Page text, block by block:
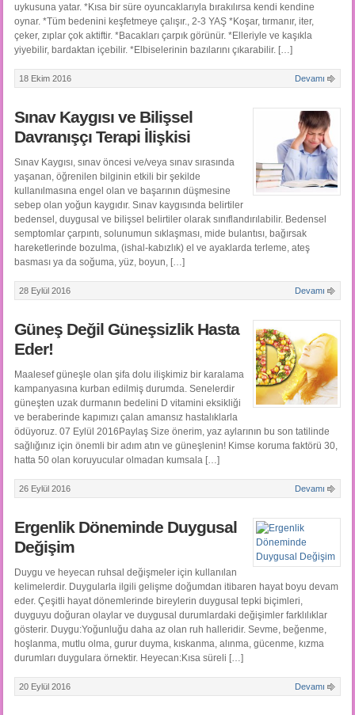
uykusuna yatar. *Kısa bir süre oyuncaklarıyla bırakılırsa kendi kendine
oynar. *Tüm bedenini keşfetmeye çalışır., 2-3 YAŞ *Koşar, tırmanır, iter,
çeker, zıplar çok aktiftir. *Bacakları çarpık görünür. *Elleriyle ve kaşıkla
yiyebilir, bardaktan içebilir. *Elbiselerinin bazılarını çıkarabilir. […]
18 Ekim 2016 Devamı
Sınav Kaygısı ve Bilişsel
Davranışçı Terapi İlişkisi
Sınav Kaygısı, sınav öncesi ve/veya sınav sırasında
yaşanan, öğrenilen bilginin etkili bir şekilde
kullanılmasına engel olan ve başarının düşmesine
sebep olan yoğun kaygıdır. Sınav kaygısında belirtiler
bedensel, duygusal ve bilişsel belirtiler olarak sınıflandırılabilir. Bedensel
semptomlar çarpıntı, solunumun sıklaşması, mide bulantısı, bağırsak
hareketlerinde bozulma, (ishal-kabızlık) el ve ayaklarda terleme, ateş
basması ya da soğuma, yüz, boyun, […]
28 Eylül 2016 Devamı
Güneş Değil Güneşsizlik Hasta
Eder!
Maalesef güneşle olan şifa dolu ilişkimiz bir karalama
kampanyasına kurban edilmiş durumda. Senelerdir
güneşten uzak durmanın bedelini D vitamini eksikliği
ve beraberinde kapımızı çalan amansız hastalıklarla
ödüyoruz. 07 Eylül 2016Paylaş Size önerim, yaz aylarının bu son tatilinde
sağlığınız için önemli bir adım atın ve güneşlenin! Kimse koruma faktörü 30,
hatta 50 olan koruyucular olmadan kumsala […]
26 Eylül 2016 Devamı
Ergenlik Döneminde Duygusal
Değişim
Duygu ve heyecan ruhsal değişmeler için kullanılan
kelimelerdir. Duygularla ilgili gelişme doğumdan itibaren hayat boyu devam
eder. Çeşitli hayat dönemlerinde bireylerin duygusal tepki biçimleri,
duyguyu doğuran olaylar ve duygusal durumlardaki değişimler farklılıklar
gösterir. Duygu:Yoğunluğu daha az olan ruh halleridir. Sevme, beğenme,
hoşlanma, mutlu olma, gurur duyma, kıskanma, alınma, gücenme, kızma
durumları duygulara örnektir. Heyecan:Kısa süreli […]
20 Eylül 2016 Devamı